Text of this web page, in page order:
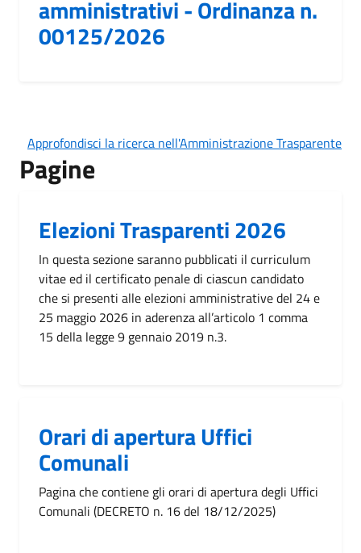
amministrativi - Ordinanza n.
00125/2026
Approfondisci la ricerca nell'Amministrazione Trasparente
Pagine
Elezioni Trasparenti 2026
In questa sezione saranno pubblicati il curriculum
vitae ed il certificato penale di ciascun candidato
che si presenti alle elezioni amministrative del 24 e
25 maggio 2026 in aderenza all’articolo 1 comma
15 della legge 9 gennaio 2019 n.3.
Orari di apertura Uffici
Comunali
Pagina che contiene gli orari di apertura degli Uffici
Comunali (DECRETO n. 16 del 18/12/2025)